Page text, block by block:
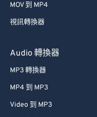
MOV 到 MP4
視訊轉換器
Audio 轉換器
MP3 轉換器
MP4 到 MP3
Video 到 MP3